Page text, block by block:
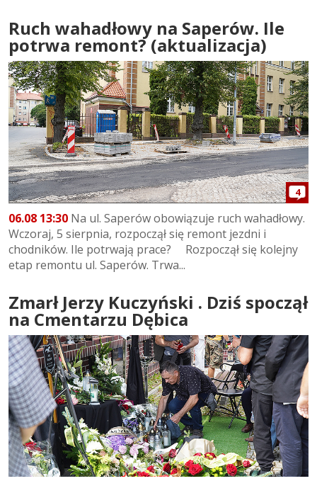
Ruch wahadłowy na Saperów. Ile
potrwa remont? (aktualizacja)
4
06.08 13:30 Na ul. Saperów obowiązuje ruch wahadłowy.
Wczoraj, 5 sierpnia, rozpoczął się remont jezdni i
chodników. Ile potrwają prace? Rozpoczął się kolejny
etap remontu ul. Saperów. Trwa...
Zmarł Jerzy Kuczyński . Dziś spoczął
na Cmentarzu Dębica